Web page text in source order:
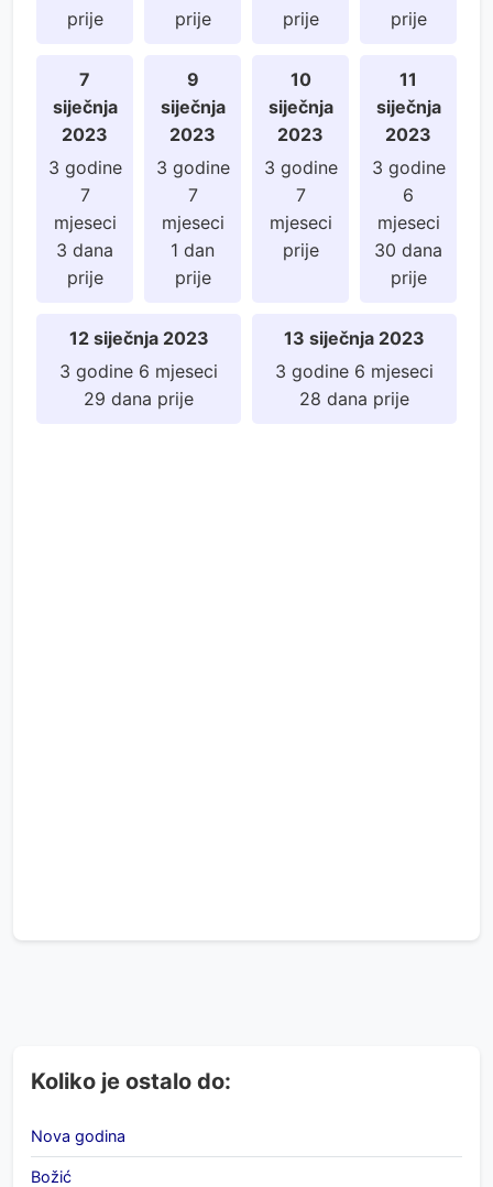
prije
prije
prije
prije
7
siječnja
2023
3 godine
7
mjeseci
3 dana
prije
9
siječnja
2023
3 godine
7
mjeseci
1 dan
prije
10
siječnja
2023
3 godine
7
mjeseci
prije
11
siječnja
2023
3 godine
6
mjeseci
30 dana
prije
12 siječnja 2023
3 godine 6 mjeseci
29 dana prije
13 siječnja 2023
3 godine 6 mjeseci
28 dana prije
Koliko je ostalo do:
Nova godina
Božić